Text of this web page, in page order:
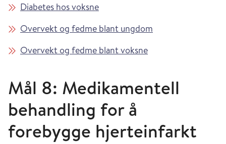
Diabetes hos voksne
Overvekt og fedme blant ungdom
Overvekt og fedme blant voksne
Mål 8: Medikamentell
behandling for å
forebygge hjerteinfarkt